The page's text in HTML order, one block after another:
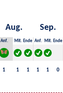
Aug. Sep.
Anf. Mit. Ende Anf. Mit. Ende
1 1 1 1 1 0